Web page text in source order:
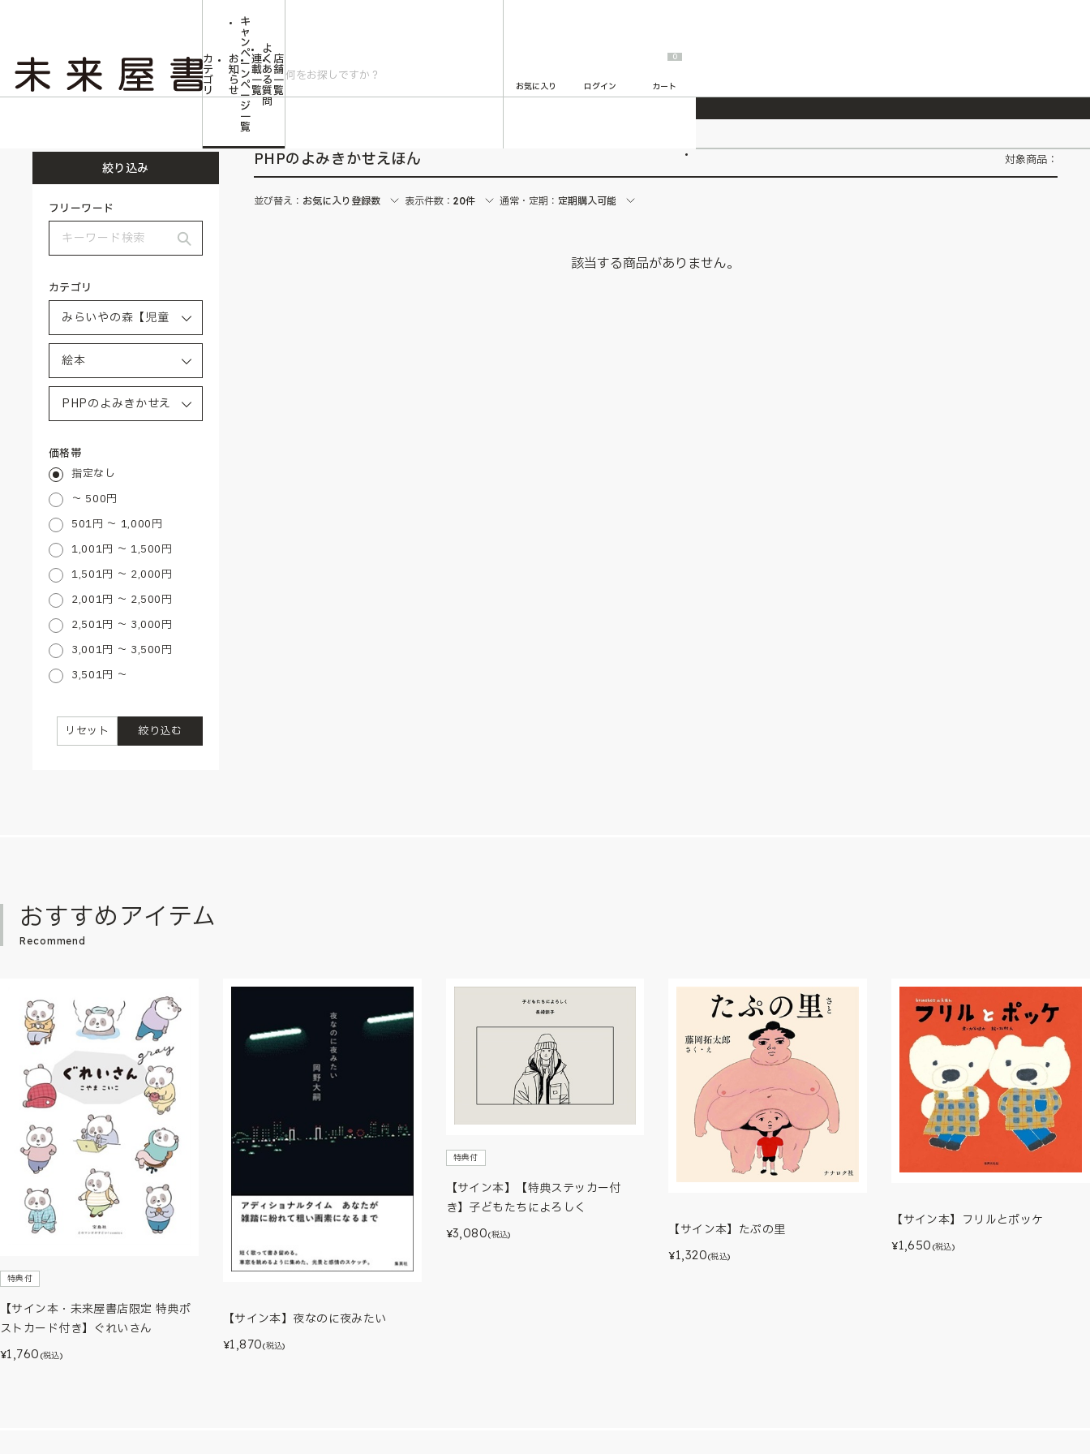
2026/7/23 『ONE PIECE magazine 021 ONE PIECEカード付き同梱版』発売延期のご案内
カ
テ
ゴ
リ
お
知
ら
せ
キ
ャ
ン
ペ
ー
ン
ペ
ー
ジ
一
覧
連
載
一
覧
よ
く
あ
る
質
問
店
舗
一
覧
お気に入り ログイン
0
カート
PHPのよみきかせえほん
絞り込み
フリーワード
カテゴリ
価格帯
指定なし
～ 500円
501円 ～ 1,000円
1,001円 ～ 1,500円
1,501円 ～ 2,000円
2,001円 ～ 2,500円
2,501円 ～ 3,000円
3,001円 ～ 3,500円
3,501円 ～
絞り込む
リセット
PHPのよみきかせえほん 対象商品：
並び替え： お気に入り登録数 表示件数： 20件 通常・定期： 定期購入可能
該当する商品がありません。
おすすめアイテム
Recommend
特典付
【サイン本・未来屋書店限定 特典ポ
ストカード付き】ぐれいさん
¥1,760 (税込)
【サイン本】夜なのに夜みたい
¥1,870(税込)
特典付
【サイン本】【特典ステッカー付
き】子どもたちによろしく
¥3,080(税込) 【サイン本】たぷの里
¥1,320(税込)
【サイン本】フリルとポッケ
¥1,650 (税込)